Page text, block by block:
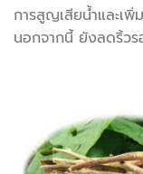
การสูญเสียน้ำและเ
นอกจากนี้ ยังลดริ้ว